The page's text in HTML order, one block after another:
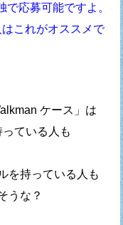
応募可能ですよ。
これがオススメで
ケース」は
ている人も
を持っている人も
うな？